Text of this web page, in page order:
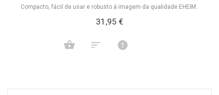
Compacto, fácil de usar e robusto á imagem da qualidade EHEIM.
31,95 €